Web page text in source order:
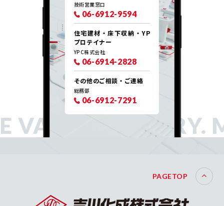
技術営業窓口
06-6912-9594
住宅建材・床下収納・YP
プロテイナー
YPC株式会社
06-6914-2828
その他のご相談・ご連絡
総務部
06-6912-7291
VALUE FACTORY.
PAGETOP